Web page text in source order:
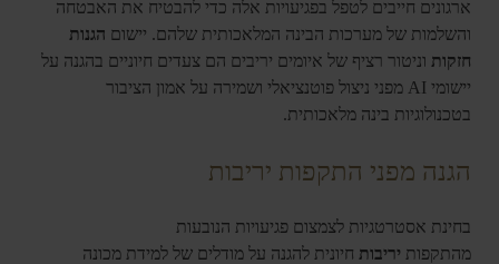
ארגונים חייבים לטפל בפגיעויות אלה כדי להבטיח את האבטחה
והשלמות של מערכות הבינה המלאכותית שלהם. יישום הגנות
חזקות וניטור רציף של איומים יריבים הם צעדים חיוניים בהגנה על
יישומי AI מפני ניצול פוטנציאלי ושמירה על אמון הציבור
בטכנולוגיות בינה מלאכותית.
הגנה מפני התקפות יריבות
בחינת אסטרטגיות לצמצום פגיעויות הנובעות
מהתקפות יריבות חיונית להגנה על מודלים של למידת מכונה